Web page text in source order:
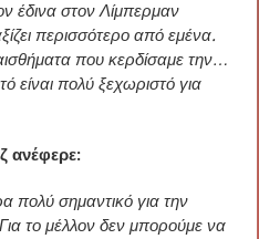
έδινα στον Λίμπερμαν
περισσότερο από εμένα.
που κερδίσαμε την…
είναι πολύ ξεχωριστό για
ανέφερε:
πολύ σημαντικό για την
το μέλλον δεν μπορούμε να